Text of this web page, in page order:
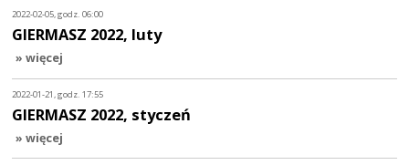
2022-02-05, godz. 06:00
GIERMASZ 2022, luty
» więcej
2022-01-21, godz. 17:55
GIERMASZ 2022, styczeń
» więcej